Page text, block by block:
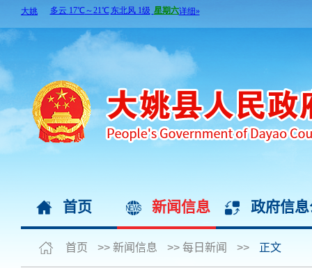
首页 新闻信息 政府信
首页 >> 新闻信息 >> 每日新闻 >> 正文